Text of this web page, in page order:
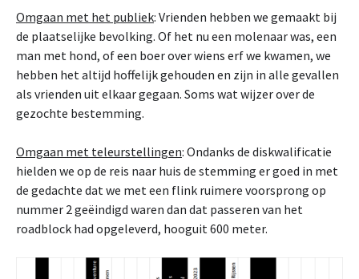
Omgaan met het publiek: Vrienden hebben we gemaakt bij
de plaatselijke bevolking. Of het nu een molenaar was, een
man met hond, of een boer over wiens erf we kwamen, we
hebben het altijd hoffelijk gehouden en zijn in alle gevallen
als vrienden uit elkaar gegaan. Soms wat wijzer over de
gezochte bestemming.
Omgaan met teleurstellingen: Ondanks de diskwalificatie
hielden we op de reis naar huis de stemming er goed in met
de gedachte dat we met een flink ruimere voorsprong op
nummer 2 geëindigd waren dan dat passeren van het
roadblock had opgeleverd, hooguit 600 meter.